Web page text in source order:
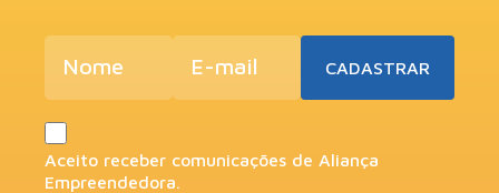
Aceito receber comunicações de Aliança
Empreendedora.